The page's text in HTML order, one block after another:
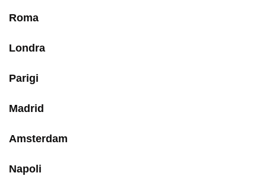
Roma
Londra
Parigi
Madrid
Amsterdam
Napoli